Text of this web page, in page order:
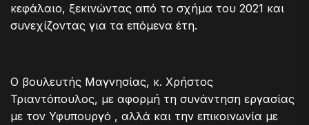
κεφάλαιο, ξεκινώντας από το σχήμα του 2021 και
συνεχίζοντας για τα επόμενα έτη.
Ο βουλευτής Μαγνησίας, κ. Χρήστος
Τριαντόπουλος, με αφορμή τη συνάντηση εργασίας
με τον Υφυπουργό , αλλά και την επικοινωνία με